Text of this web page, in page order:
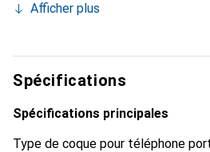
l'accessoire chic et indispensable
ses produits de haute qualité et
une clientèle exigeante.
Afficher plus
Spécifications
Spécifications principales
Type de coque pour téléphone